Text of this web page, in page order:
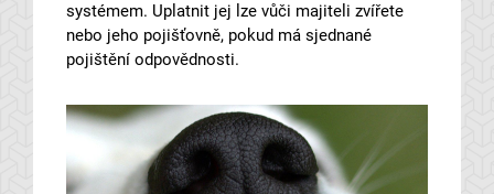
systémem. Uplatnit jej lze vůči majiteli zvířete
nebo jeho pojišťovně, pokud má sjednané
pojištění odpovědnosti.